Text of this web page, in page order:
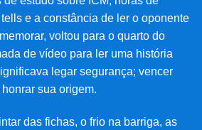
e a constância de ler o oponente
voltou para o quarto do
de vídeo para ler uma história
legar segurança; vencer
sua origem.
das fichas, o frio na barriga, as